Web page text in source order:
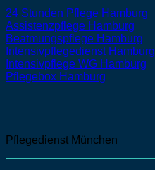
24 Stunden Pflege Hamburg
Assistenzpflege Hamburg
Beatmungspflege Hamburg
Intensivpflegedienst Hamburg
Intensivpflege WG Hamburg
Pflegebox Hamburg
Pflegedienst München